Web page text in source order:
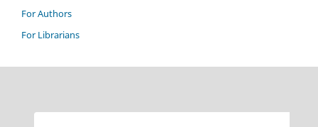
For Authors
For Librarians